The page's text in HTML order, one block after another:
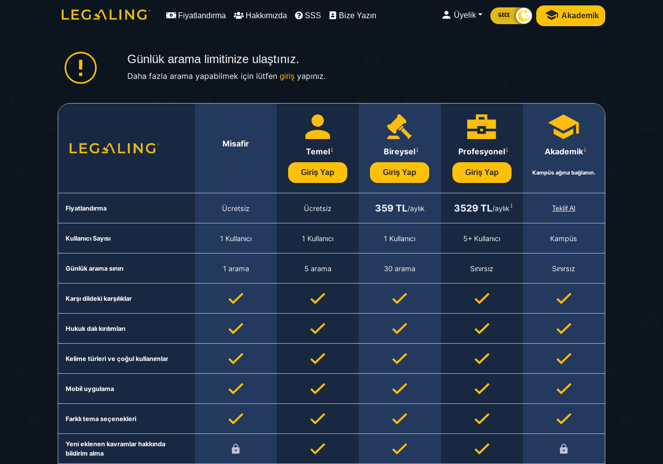
Fiyatlandırma Hakkımızda SSS Bize Yazın Üyelik GECE Akademik
Günlük arama limitinize ulaştınız.
Daha fazla arama yapabilmek için lütfen girişyapınız.
Misafir
Temel
Giriş Yap
Bireysel
Giriş Yap
Profesyonel
Giriş Yap
Akademik
Kampüs ağına bağlanın.
Fiyatlandırma Ücretsiz Ücretsiz 359 TL/aylık 3529 TL/aylık Teklif Al
Kullanıcı Sayısı 1 Kullanıcı 1 Kullanıcı 1 Kullanıcı 5+ Kullanıcı Kampüs
Günlük arama sınırı 1 arama 5 arama 30 arama Sınırsız Sınırsız
Karşı dildeki karşılıklar
Hukuk dalı kırılımları
Kelime türleri ve çoğul kullanımlar
Mobil uygulama
Farklı tema seçenekleri
Yeni eklenen kavramlar hakkında
bildirim alma